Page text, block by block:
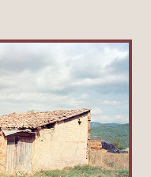
Bep